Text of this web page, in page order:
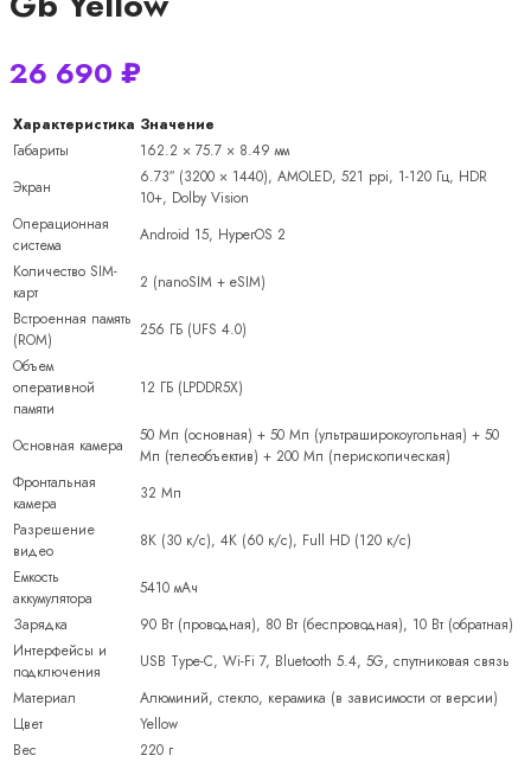
26 690 ₽
Характеристика Значение
Габариты
162.2 × 75.7 × 8.49 мм
Экран
6.73″ (3200 × 1440), AMOLED, 521 ppi, 1-120 Гц, HDR
10+, Dolby Vision
Операционная
система
Android 15, HyperOS 2
Количество SIM-
карт
2 (nanoSIM + eSIM)
Встроенная память
(ROM)
256 ГБ (UFS 4.0)
Объем
оперативной
памяти
12 ГБ (LPDDR5X)
Основная камера
50 Мп (основная) + 50 Мп (ультраширокоугольная) + 50
Мп (телеобъектив) + 200 Мп (перископическая)
Фронтальная
камера
32 Мп
Разрешение
видео
8K (30 к/с), 4K (60 к/с), Full HD (120 к/с)
Емкость
аккумулятора
5410 мАч
Зарядка
90 Вт (проводная), 80 Вт (беспроводная), 10 Вт (обратная)
Интерфейсы и
подключения
USB Type-C, Wi-Fi 7, Bluetooth 5.4, 5G, спутниковая связь
Материал
Алюминий, стекло, керамика (в зависимости от версии)
Цвет
Yellow
Вес
220 г